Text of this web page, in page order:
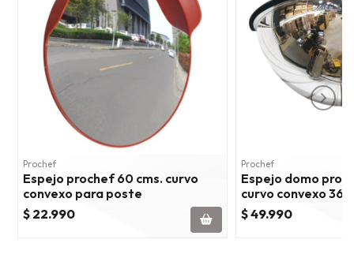
Prochef
Espejo prochef 60 cms. curvo
convexo para poste
$ 22.990
Prochef
Espejo domo
curvo convexo
$ 49.990